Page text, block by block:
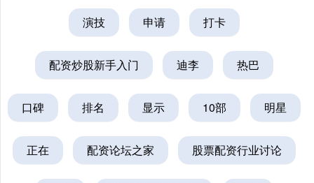
演技 申请 打卡
配资炒股新手入门 迪李 热巴
口碑 排名 显示 10部 明星
正在 配资论坛之家 股票配资行业讨论